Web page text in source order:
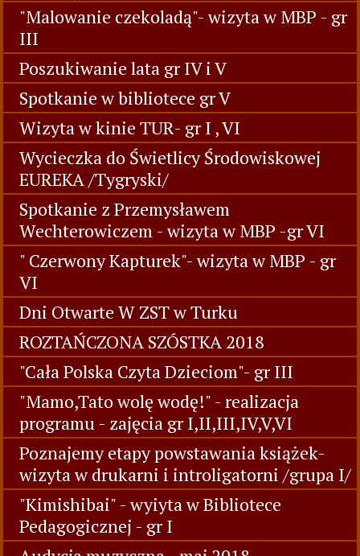
"Malowanie czekoladą"- wizyta w MBP - gr
III
Poszukiwanie lata gr IV i V
Spotkanie w bibliotece gr V
Wizyta w kinie TUR- gr I , VI
Wycieczka do Świetlicy Środowiskowej
EUREKA /Tygryski/
Spotkanie z Przemysławem
Wechterowiczem - wizyta w MBP -gr VI
" Czerwony Kapturek"- wizyta w MBP - gr
VI
Dni Otwarte W ZST w Turku
ROZTAŃCZONA SZÓSTKA 2018
"Cała Polska Czyta Dzieciom"- gr III
"Mamo,Tato wolę wodę!" - realizacja
programu - zajęcia gr I,II,III,IV,V,VI
Poznajemy etapy powstawania książek-
wizyta w drukarni i introligatorni /grupa I/
"Kimishibai" - wyiyta w Bibliotece
Pedagogicznej - gr I